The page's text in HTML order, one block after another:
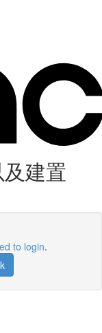
建置
to login.